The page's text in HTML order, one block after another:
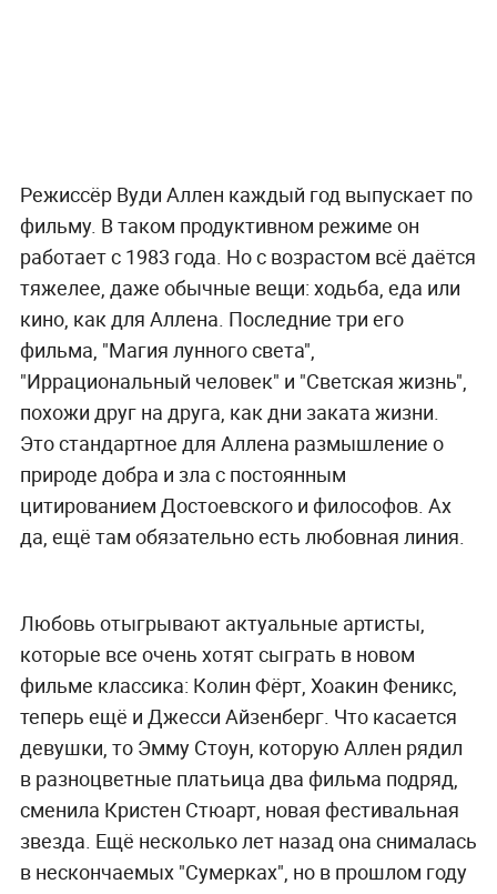
Режиссёр Вуди Аллен каждый год выпускает по
фильму. В таком продуктивном режиме он
работает с 1983 года. Но с возрастом всё даётся
тяжелее, даже обычные вещи: ходьба, еда или
кино, как для Аллена. Последние три его
фильма, "Магия лунного света",
"Иррациональный человек" и "Светская жизнь",
похожи друг на друга, как дни заката жизни.
Это стандартное для Аллена размышление о
природе добра и зла с постоянным
цитированием Достоевского и философов. Ах
да, ещё там обязательно есть любовная линия.
Любовь отыгрывают актуальные артисты,
которые все очень хотят сыграть в новом
фильме классика: Колин Фёрт, Хоакин Феникс,
теперь ещё и Джесси Айзенберг. Что касается
девушки, то Эмму Стоун, которую Аллен рядил
в разноцветные платьица два фильма подряд,
сменила Кристен Стюарт, новая фестивальная
звезда. Ещё несколько лет назад она снималась
в нескончаемых "Сумерках", но в прошлом году